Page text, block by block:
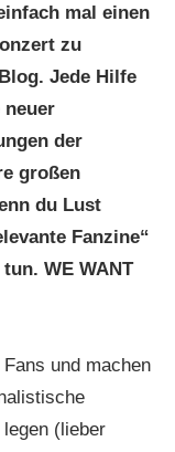
mal einen
zu
Jede Hilfe
neuer
der
großen
du Lust
Fanzine“
WE WANT
und machen
(lieber